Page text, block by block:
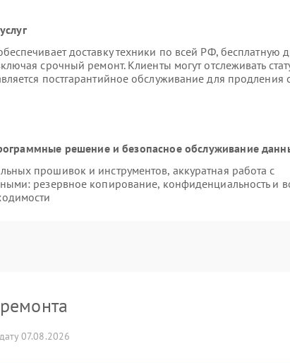
доставку техники по всей РФ, бесплатную
срочный ремонт. Клиенты могут отслеживать
постгарантийное обслуживание для продления
решение и безопасное обслуживание
прошивок и инструментов, аккуратная работа с
резервное копирование, конфиденциальность и
07.08.2026